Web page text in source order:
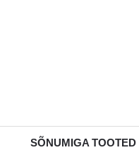
SÕNUMIGA TOOTED